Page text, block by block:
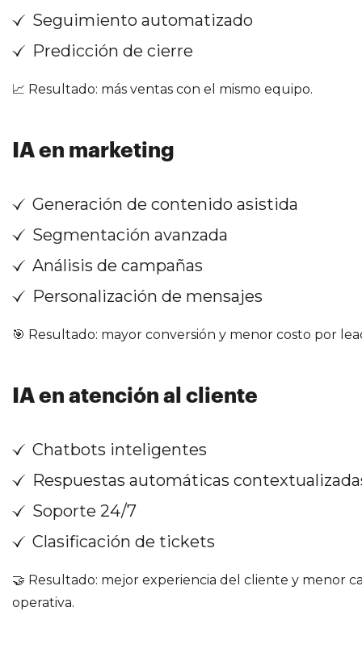
Seguimiento automatizado
Predicción de cierre
📈 Resultado: más ventas con el mismo equipo.
IA en marketing
Generación de contenido asistida
Segmentación avanzada
Análisis de campañas
Personalización de mensajes
🎯 Resultado: mayor conversión y menor costo por
IA en atención al cliente
Chatbots inteligentes
Respuestas automáticas
Soporte 24/7
Clasificación de tickets
🤝 Resultado: mejor experiencia del cliente y menor
operativa.